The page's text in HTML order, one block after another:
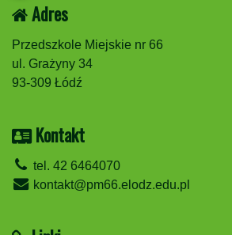
Adres
Przedszkole Miejskie nr 66
ul. Grażyny 34
93-309 Łódź
Kontakt
tel. 42 6464070
kontakt@pm66.elodz.edu.pl